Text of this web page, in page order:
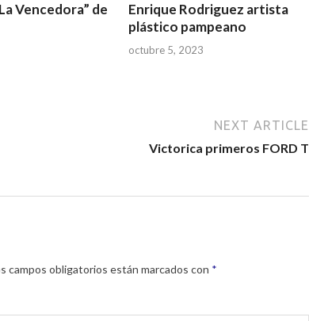
Vencedora” de
Enrique Rodriguez artista
plástico pampeano
octubre 5, 2023
NEXT ARTICLE
Victorica primeros FORD T
campos obligatorios están marcados con *